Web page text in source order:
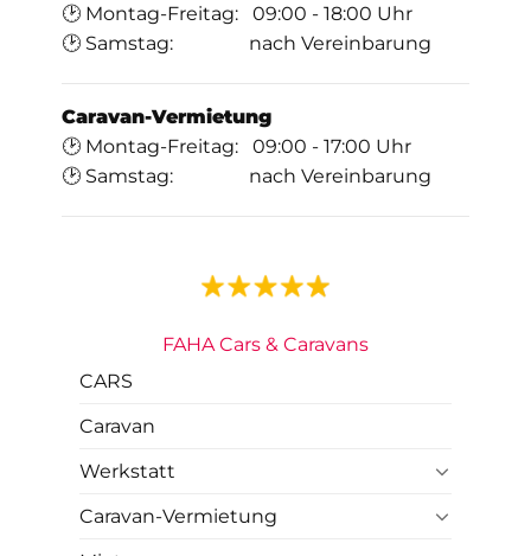
🕑 Montag-Freitag: 09:00 - 18:00 Uhr
🕑 Samstag: nach Vereinbarung
Caravan-Vermietung
🕑 Montag-Freitag: 09:00 - 17:00 Uhr
🕑 Samstag: nach Vereinbarung
FAHA Cars & Caravans
CARS
Caravan
Werkstatt
Caravan-Vermietung